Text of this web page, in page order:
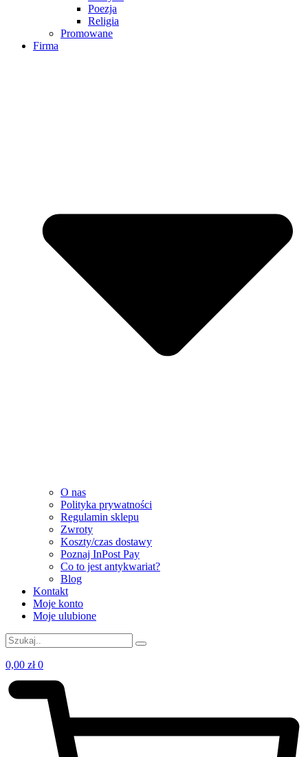
Poezja
Religia
Promowane
Firma
O nas
Polityka prywatności
Regulamin sklepu
Zwroty
Koszty/czas dostawy
Poznaj InPost Pay
Co to jest antykwariat?
Blog
Kontakt
Moje konto
Moje ulubione
0,00 zł 0